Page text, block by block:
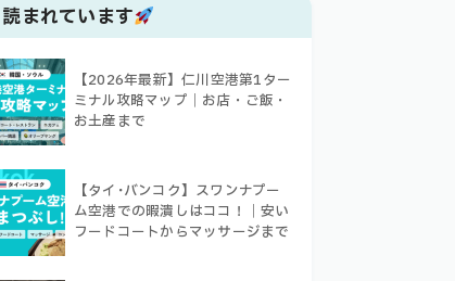
読まれています
【2026年最新】仁川空港第1ター
ミナル攻略マップ｜お店・ご飯・
お土産まで
【タイ･バンコク】スワンナプー
ム空港での暇潰しはココ！｜安い
フードコートからマッサージまで